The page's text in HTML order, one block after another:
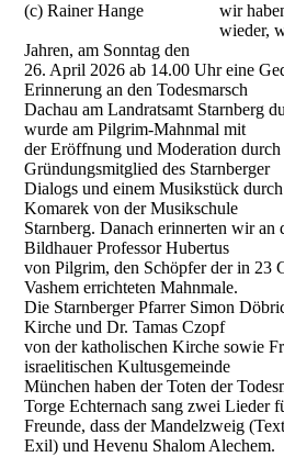
(c) Rainer Hange
wir
wieder,
Jahren, am Sonntag den
26. April 2026 ab 14.00 Uhr eine
Erinnerung an den Todesmarsch
Dachau am Landratsamt Starnberg
wurde am Pilgrim-Mahnmal mit
der Eröffnung und Moderation durch
Gründungsmitglied des Starnberger
Dialogs und einem Musikstück
Komarek von der Musikschule
Starnberg. Danach erinnerten wir an
Bildhauer Professor Hubertus
von Pilgrim, den Schöpfer der in 23
Vashem errichteten Mahnmale.
Die Starnberger Pfarrer Simon
Kirche und Dr. Tamas Czopf
von der katholischen Kirche sowie
israelitischen Kultusgemeinde
München haben der Toten der
Torge Echternach sang zwei Lieder
Freunde, dass der Mandelzweig
Exil) und Hevenu Shalom Alechem.